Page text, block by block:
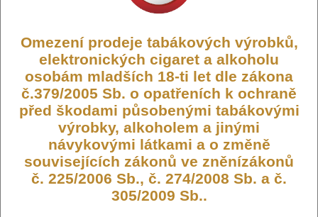
189,- KČ
Elf Bar 600 elektronická cigareta
20mg Peach Ice CZ
Elf Bar 600je jednorázová elektronická cigareta, která přináší
uživatelům jedinečný vapingový zážitek s koncentrací nikotinu 20
mg. Díky svému kompaktnímu a elegantnímu designu se snadno
Omezení prodeje tabákových výrobků,
elektronických cigaret a alkoholu
osobám mladších 18-ti let dle zákona
č.379/2005 Sb. o opatřeních k ochraně
před škodami působenými tabákovými
výrobky, alkoholem a jinými
návykovými látkami a o změně
souvisejících zákonů ve zněnízákonů
č. 225/2006 Sb., č. 274/2008 Sb. a č.
305/2009 Sb..